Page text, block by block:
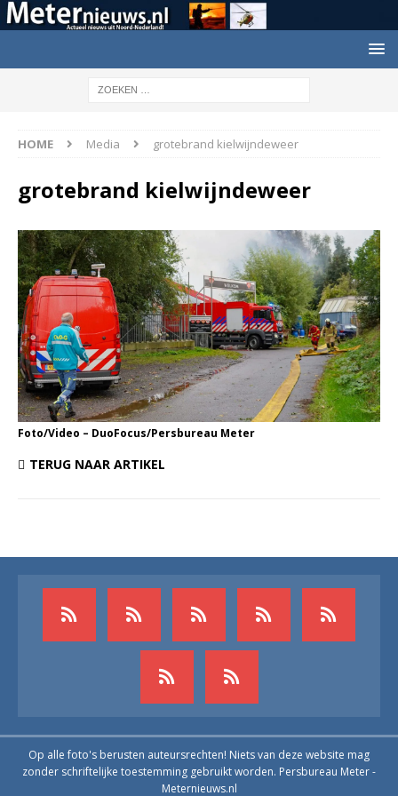
HOME Media grotebrand kielwijndeweer
grotebrand kielwijndeweer
Foto/Video – DuoFocus/Persbureau Meter
TERUG NAAR ARTIKEL
Op alle foto's berusten auteursrechten! Niets van deze website mag
zonder schriftelijke toestemming gebruikt worden. Persbureau Meter -
Meternieuws.nl